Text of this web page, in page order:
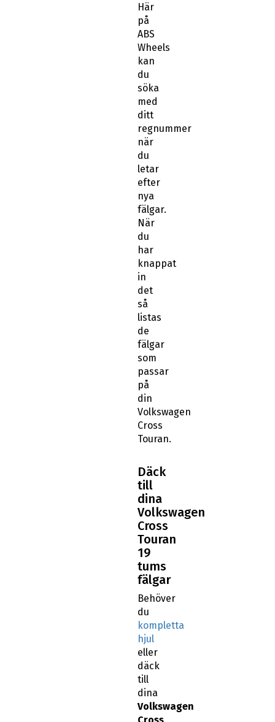
Här
på
ABS
Wheels
kan
du
söka
med
ditt
regnummer
när
du
letar
efter
nya
fälgar.
När
du
har
knappat
in
det
så
listas
de
fälgar
som
passar
på
din
Volkswagen
Cross
Touran.
Däck
till
dina
Volkswagen
Cross
Touran
19
tums
fälgar
Behöver
du
kompletta
hjul
eller
däck
till
dina
Volkswagen